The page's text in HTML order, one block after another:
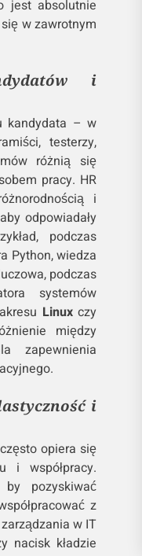
jest absolutnie
w zawrotnym
i
kandydata – w
testerzy,
różnią się
pracy. HR
i
odpowiadały
podczas
Python, wiedza
podczas
systemów
Linuxczy
między
zapewnienia
i
opiera się
i współpracy.
pozyskiwać
z
w IT
nacisk kładzie